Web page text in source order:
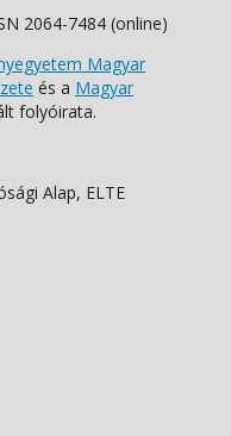
2064-7484 (online)
Magyar
és a Magyar
folyóirata.
Alap, ELTE